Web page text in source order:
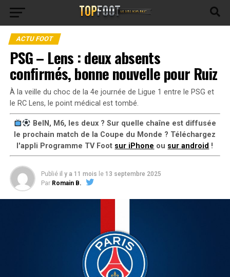
ACTU FOOT
PSG – Lens : deux absents
confirmés, bonne nouvelle pour Ruiz
À la veille du choc de la 4e journée de Ligue 1 entre le PSG et
le RC Lens, le point médical est tombé.
BeIN, M6, les deux ? Sur quelle chaîne est diffusée
le prochain match de la Coupe du Monde ? Téléchargez
l'appli Programme TV Foot sur iPhone ou sur android !
Publié il y a 11 mois le 13 septembre 2025
Par Romain B.